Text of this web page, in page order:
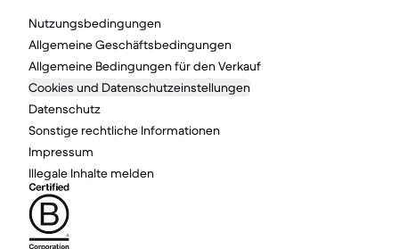
Nutzungsbedingungen
Allgemeine Geschäftsbedingungen
Allgemeine Bedingungen für den Verkauf
Cookies und Datenschutzeinstellungen
Datenschutz
Sonstige rechtliche Informationen
Impressum
Illegale Inhalte melden